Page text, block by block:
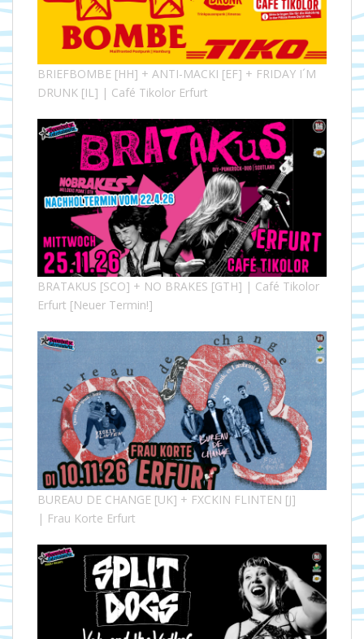
BRIEFBOMBE [HH] + ANTI-MACKI [EF] + FRIDAY I´M
DRUNK [IL] | Café Tikolor Erfurt
BRATAKUS [SCO] + NO BRAKES [GTH] | Café Tikolor
Erfurt [Neuer Termin!]
BUREAU DE CHANGE [UK] + FXCKIN FLINTEN [J]
| Frau Korte Erfurt